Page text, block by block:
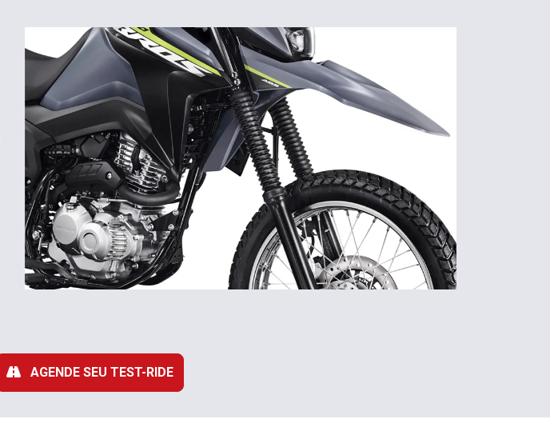
AGENDE SEU TEST-RIDE